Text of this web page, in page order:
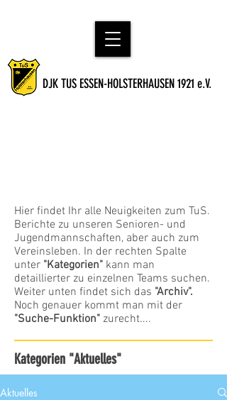
DJK TUS ESSEN-HOLSTERHAUSEN 1921 e.V.
Hier findet Ihr alle Neuigkeiten zum TuS.
Berichte zu unseren Senioren- und
Jugendmannschaften, aber auch zum
Vereinsleben. In der rechten Spalte
unter "Kategorien" kann man
detaillierter zu einzelnen Teams suchen.
Weiter unten findet sich das "Archiv".
Noch genauer kommt man mit der
"Suche-Funktion" zurecht....
Kategorien "Aktuelles"
Aktuelles